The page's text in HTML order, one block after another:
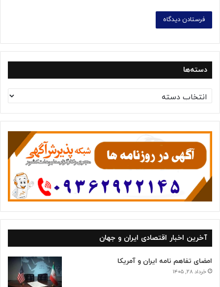
دسته‌ها
س
ت
ه‌
ه
آخرین اخبار اقتصادی ایران و جهان
امضای تفاهم نامه ایران و آمریکا
خرداد ۲۸, ۱۴۰۵